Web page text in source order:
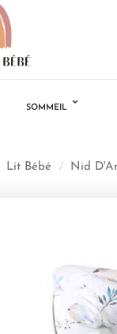
SOMMEIL
Lit Bébé / Nid